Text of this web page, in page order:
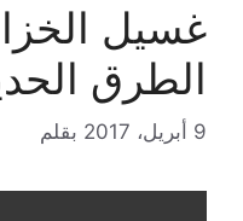
غسيل
الطرق
9 أبريل، 2017 بقلم